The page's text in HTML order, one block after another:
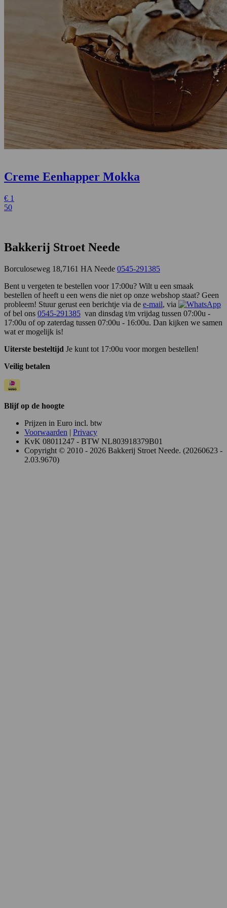
Creme Eenhapper Mokka
€ 1
50
Bakkerij Stroet Neede
Borculoseweg 18,7161 HA Neede 0545-291385
Bent u vergeten te bestellen voor 17:00u? Wilt u een smaak
bestellen of heeft u een wens die niet op onze webshop staat? Geen
probleem! Stuur gerust een berichtje via de e-mail, via
of bel ons 0545-291385 van dinsdag t/m vrijdag tussen 07:00u -
17:00u of op zaterdag tussen 07:00u - 16:00u. Dan kijken we samen
wat er mogelijk is!
Uiterste besteltijd Je kunt tot 17:00u voor morgen bestellen!
Veilig betalen
Blijf op de hoogte
Prijzen in Euro incl. btw
Voorwaarden | Privacy
KvK 08011247 - BTW NL803918379B01
Copyright © 2010 - 2026 Bakkerij Stroet Neede. (20260623 -
2.03.9670)